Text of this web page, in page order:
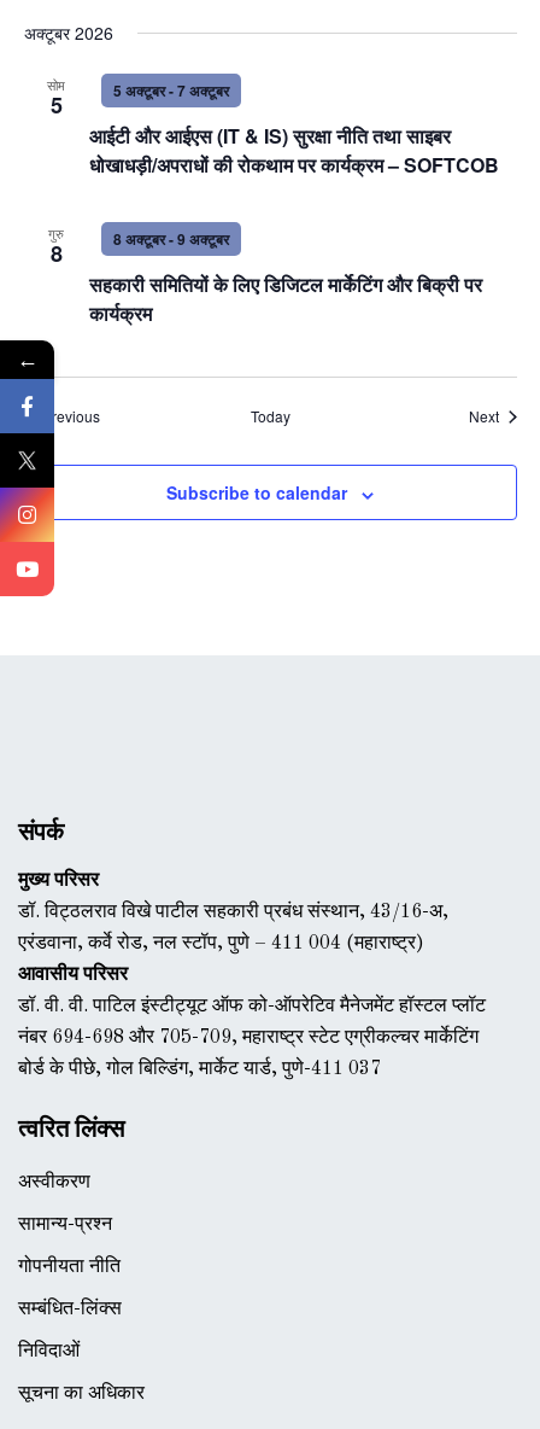
अक्टूबर 2026
सोम
5 5 अक्टूबर-7 अक्टूबर
आईटी और आईएस (IT & IS) सुरक्षा नीति तथा साइबर
धोखाधड़ी/अपराधों की रोकथाम पर कार्यक्रम – SOFTCOB
गुरु
8 8 अक्टूबर-9 अक्टूबर
सहकारी समितियों के लिए डिजिटल मार्केटिंग और बिक्री पर
कार्यक्रम
PreviousEvents Today Next
Subscribe to calendar
संपर्क
मुख्य परिसर
डॉ. विट्ठलराव विखे पाटील सहकारी प्रबंध संस्थान, 43/16-अ,
एरंडवाना, कर्वे रोड, नल स्टॉप, पुणे – 411 004 (महाराष्ट्र)
आवासीय परिसर
डॉ. वी. वी. पाटिल इंस्टीट्यूट ऑफ को-ऑपरेटिव मैनेजमेंट हॉस्टल प्लॉट
नंबर 694-698 और 705-709, महाराष्ट्र स्टेट एग्रीकल्चर मार्केटिंग
बोर्ड के पीछे, गोल बिल्डिंग, मार्केट यार्ड, पुणे-411 037
त्वरित लिंक्स
अस्वीकरण
सामान्य-प्रश्न
गोपनीयता नीति
सम्बंधित-लिंक्स
निविदाओं
सूचना का अधिकार
←